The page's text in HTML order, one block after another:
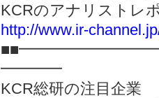
KCRのアナリストレ
http://www.ir-
━━━━
KCR総研の注目企業